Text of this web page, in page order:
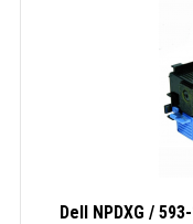
Dell NPDXG /